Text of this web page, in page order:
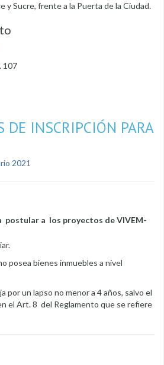
y Sucre, frente a la Puerta de la Ciudad.
107
DE INSCRIPCIÓN PARA
2021
postular a los proyectos de VIVEM-
posea bienes inmuebles a nivel
por un lapso no menor a 4 años, salvo el
el Art. 8 del Reglamento que se refiere